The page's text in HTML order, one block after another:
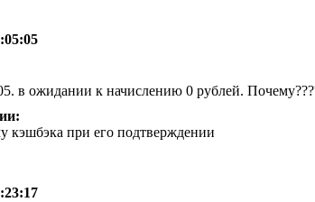
в ожидании к начислению 0 рублей.
кэшбэка при его подтверждении